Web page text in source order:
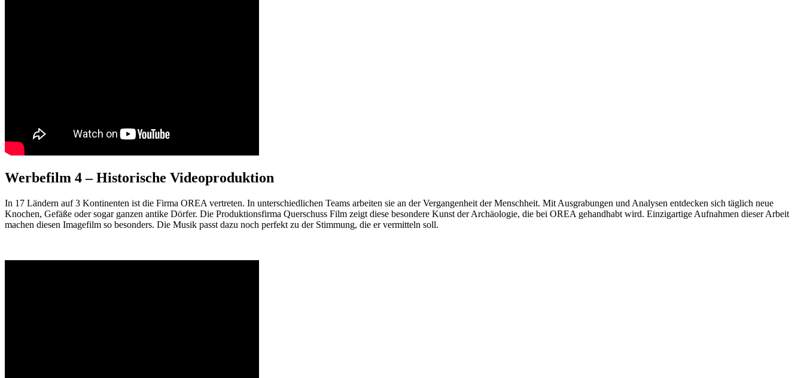
Werbefilm 4 – Historische Videoproduktion
In 17 Ländern auf 3 Kontinenten ist die Firma OREA vertreten. In unterschiedlichen Teams arbeiten sie an der Vergangenheit der Menschheit. Mit Ausgrabungen und Analysen entdecken sich täglich neue
Knochen, Gefäße oder sogar ganzen antike Dörfer. Die Produktionsfirma Querschuss Film zeigt diese besondere Kunst der Archäologie, die bei OREA gehandhabt wird. Einzigartige Aufnahmen dieser Arbeit
machen diesen Imagefilm so besonders. Die Musik passt dazu noch perfekt zu der Stimmung, die er vermitteln soll.